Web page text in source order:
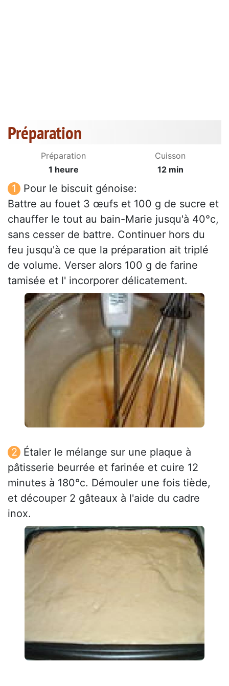
Préparation
Préparation
1 heure
Cuisson
12 min
Pour le biscuit génoise:
Battre au fouet 3 œufs et 100 g de sucre et
chauffer le tout au bain-Marie jusqu'à 40°c,
sans cesser de battre. Continuer hors du
feu jusqu'à ce que la préparation ait triplé
de volume. Verser alors 100 g de farine
tamisée et l' incorporer délicatement.
Étaler le mélange sur une plaque à
pâtisserie beurrée et farinée et cuire 12
minutes à 180°c. Démouler une fois tiède,
et découper 2 gâteaux à l'aide du cadre
inox.